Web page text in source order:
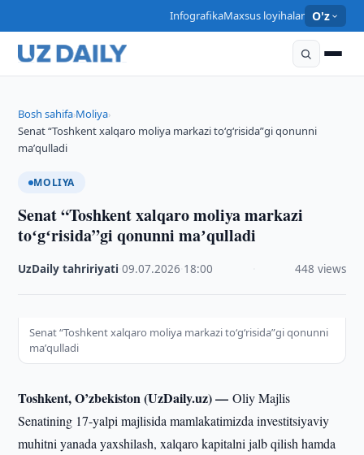
InfografikaMaxsus loyihalar O'z
Bosh sahifa›Moliya›
Senat “Toshkent xalqaro moliya markazi toʻgʻrisida”gi qonunni
maʼqulladi
MOLIYA
Senat “Toshkent xalqaro moliya markazi
toʻgʻrisida”gi qonunni maʼqulladi
UzDaily tahririyati ·09.07.2026 18:00 448 views
Senat “Toshkent xalqaro moliya markazi toʻgʻrisida”gi qonunni
maʼqulladi
Toshkent, O’zbekiston (UzDaily.uz) —Oliy Majlis
Senatining 17-yalpi majlisida mamlakatimizda investitsiyaviy
muhitni yanada yaxshilash, xalqaro kapitalni jalb qilish hamda